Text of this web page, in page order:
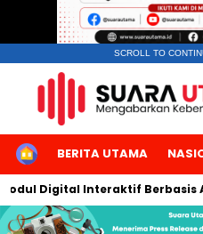
SCROLL TO
HOMEBERITA UTAMA
Interaktif Berbasis AI